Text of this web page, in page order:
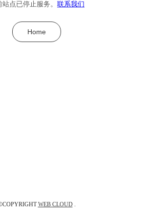
站点已停止服务。 联系我们
Home
WEB CLOUD.